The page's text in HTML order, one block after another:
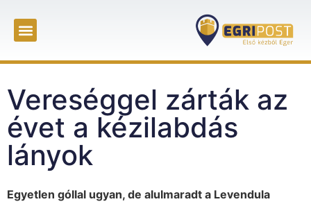
Vereséggel zárták az
évet a kézilabdás
lányok
Egyetlen góllal ugyan, de alulmaradt a Levendula